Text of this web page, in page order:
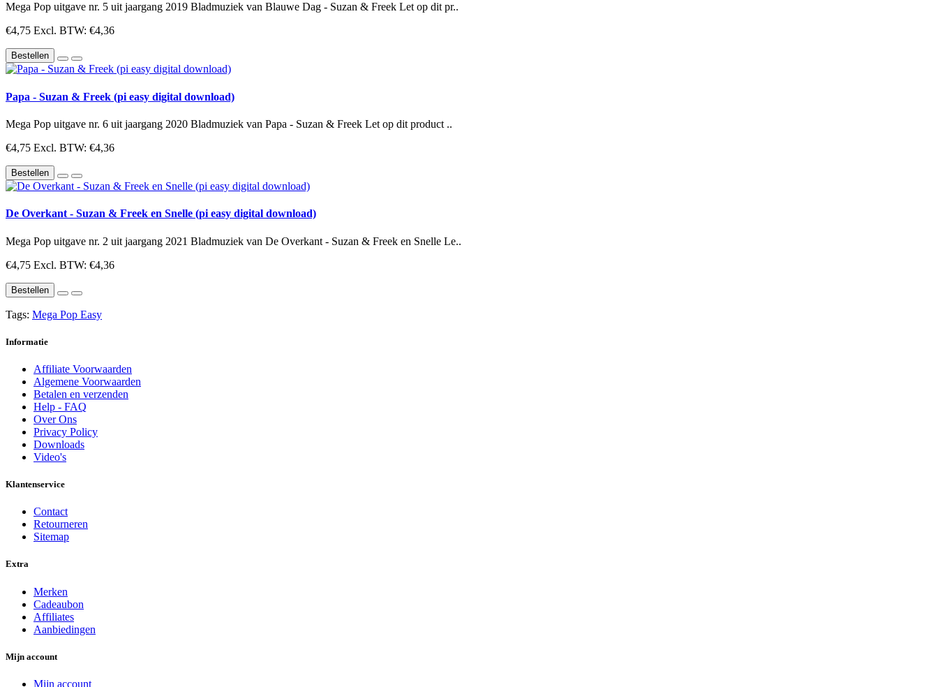
Mega Pop uitgave nr. 5 uit jaargang 2019 Bladmuziek van Blauwe Dag - Suzan & Freek Let op dit pr..
€4,75 Excl. BTW: €4,36
Bestellen
Papa - Suzan & Freek (pi easy digital download)
Mega Pop uitgave nr. 6 uit jaargang 2020 Bladmuziek van Papa - Suzan & Freek Let op dit product ..
€4,75 Excl. BTW: €4,36
Bestellen
De Overkant - Suzan & Freek en Snelle (pi easy digital download)
Mega Pop uitgave nr. 2 uit jaargang 2021 Bladmuziek van De Overkant - Suzan & Freek en Snelle Le..
€4,75 Excl. BTW: €4,36
Bestellen
Tags: Mega Pop Easy
Informatie
Affiliate Voorwaarden
Algemene Voorwaarden
Betalen en verzenden
Help - FAQ
Over Ons
Privacy Policy
Downloads
Video's
Klantenservice
Contact
Retourneren
Sitemap
Extra
Merken
Cadeaubon
Affiliates
Aanbiedingen
Mijn account
Mijn account